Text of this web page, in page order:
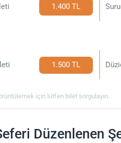
1.400 TL
1.500 TL
için lütfen bilet sorgulayın.
Düzenlenen